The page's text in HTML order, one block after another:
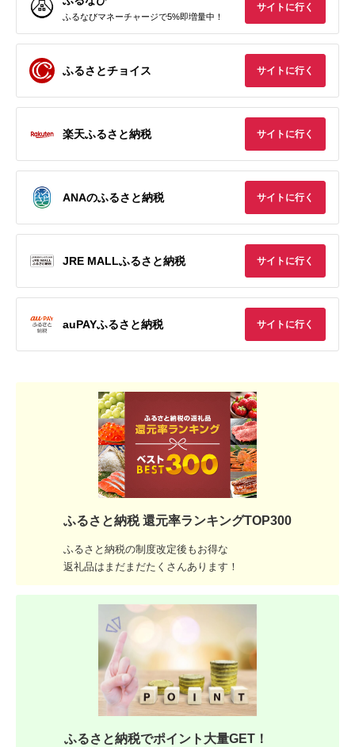
ふるなびマネーチャージで5%即増量中！
サイトに行く
ふるさとチョイス サイトに行く
楽天ふるさと納税 サイトに行く
ANAのふるさと納税 サイトに行く
JRE MALLふるさと納税 サイトに行く
auPAYふるさと納税 サイトに行く
ふるさと納税 還元率ランキングTOP300
ふるさと納税の制度改定後もお得な
返礼品はまだまだたくさんあります！
ふるさと納税でポイント大量GET！